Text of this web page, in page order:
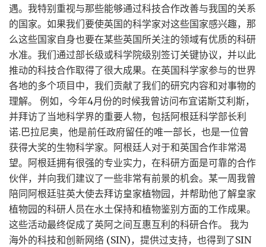
遇。我特别重视与那些能够通过科技合作改善与我国的关系
的国家。如果我们要使英国的科学家对这些国家感兴趣，那
么这些国家自身也要在某些英国所关注的领域有优质的科研
水准。我们通过部长级或科学院级别签订关键协议，并以此
推动的科技合作取得了很大成果。在英国科学家参与的世界
各地的多个项目中，我们贡献了我们的研究内容和对事物的
理解。 例如，今年4月份的时候我曾访问布宜诺斯艾利斯，
并拜访了当地科学界的重要人物，包括阿根廷科学部长利
诺.巴拉尼奥，他是前任政府留任的唯一部长，也是一位曾
获得大奖的生物科学家。阿根廷人对于和英国合作非常渴
望。阿根廷拥有很强的专业实力，在科研方面是可靠的合作
伙伴，并向我们建议了一些非常有前景的机会。某一周我曾
陪同阿根廷驻英大使去拜访皇家植物园，并帮助他了解皇家
植物园的科研人员在水土保持和植物鉴别方面的工作成果。
这些活动最终促成了英阿之间互惠互利的科研合作。 我为
海外的科技和创新网络 (SIN)，提供过支持，也得到了SIN